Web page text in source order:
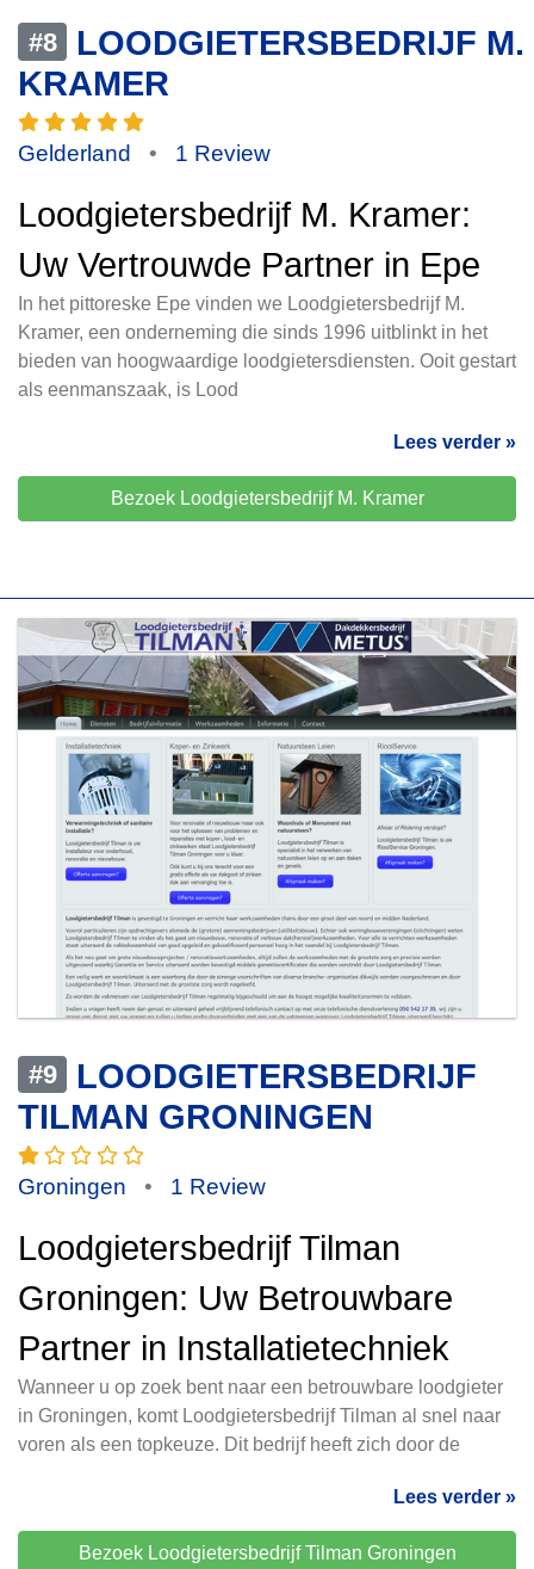
#8
LOODGIETERSBEDRIJF M.
KRAMER
Gelderland • 1 Review
Loodgietersbedrijf M. Kramer:
Uw Vertrouwde Partner in Epe
In het pittoreske Epe vinden we Loodgietersbedrijf M.
Kramer, een onderneming die sinds 1996 uitblinkt in het
bieden van hoogwaardige loodgietersdiensten. Ooit gestart
als eenmanszaak, is Lood
Lees verder »
Bezoek Loodgietersbedrijf M. Kramer
#9
LOODGIETERSBEDRIJF
TILMAN GRONINGEN
Groningen • 1 Review
Loodgietersbedrijf Tilman
Groningen: Uw Betrouwbare
Partner in Installatietechniek
Wanneer u op zoek bent naar een betrouwbare loodgieter
in Groningen, komt Loodgietersbedrijf Tilman al snel naar
voren als een topkeuze. Dit bedrijf heeft zich door de
Lees verder »
Bezoek Loodgietersbedrijf Tilman Groningen